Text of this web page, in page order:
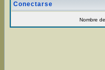
Conectarse
Nombre